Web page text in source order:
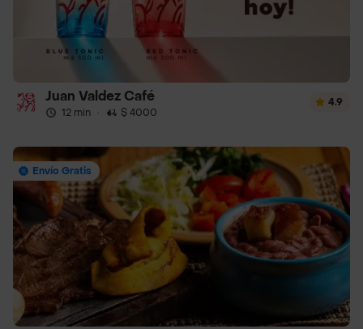
Juan Valdez Café
12 min · $ 4000
4.9
Envío Gratis